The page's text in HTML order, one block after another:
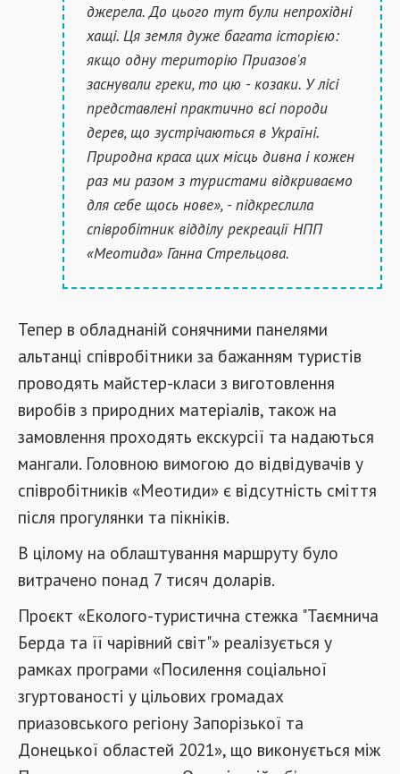
джерела. До цього тут були непрохідні
хащі. Ця земля дуже багата історією:
якщо одну територію Приазов'я
заснували греки, то цю - козаки. У лісі
представлені практично всі породи
дерев, що зустрічаються в Україні.
Природна краса цих місць дивна і кожен
раз ми разом з туристами відкриваємо
для себе щось нове», - підкреслила
співробітник відділу рекреації НПП
«Меотида» Ганна Стрельцова.
Тепер в обладнаній сонячними панелями
альтанці співробітники за бажанням туристів
проводять майстер-класи з виготовлення
виробів з природних матеріалів, також на
замовлення проходять екскурсії та надаються
мангали. Головною вимогою до відвідувачів у
співробітників «Меотиди» є відсутність сміття
після прогулянки та пікніків.
В цілому на облаштування маршруту було
витрачено понад 7 тисяч доларів.
Проєкт «Еколого-туристична стежка "Таємнича
Берда та її чарівний світ"» реалізується у
рамках програми «Посилення соціальної
згуртованості у цільових громадах
приазовського регіону Запорізької та
Донецької областей 2021», що виконується між